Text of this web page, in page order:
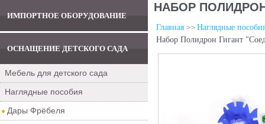
ИМПОРТНОЕ ОБОРУДОВАНИЕ
ОСНАЩЕНИЕ ДЕТСКОГО САДА
Мебель для детского сада
Наглядные пособия
Дары Фрёбеля
НАБОР
Главная
Наглядные
Набор Полидрон Гигант